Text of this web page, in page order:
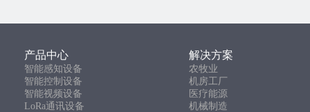
产品中心 解决方案
智能感知设备
农牧业
智能控制设备
机房工厂
智能视频设备
医疗能源
LoRa通讯设备
机械制造